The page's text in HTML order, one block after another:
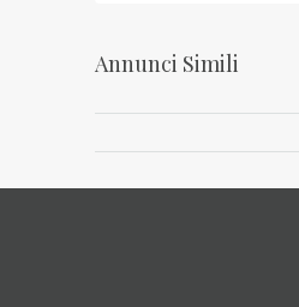
Annunci Simili